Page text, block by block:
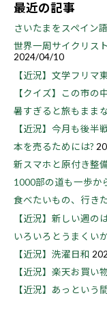
最近の記事
さいたまをスペイン
世界一周サイクリス
2024/04/10
【近況】文学フリマ
【クイズ】この市の
暑すぎると旅もまま
【近況】今月も後半
本を売るためには?
新スマホと原付き整
1000部の道も一歩か
食べたいもの、行き
【近況】新しい週の
いろいろとうまくい
【近況】洗濯日和
【近況】楽天お買い
【近況】あっという